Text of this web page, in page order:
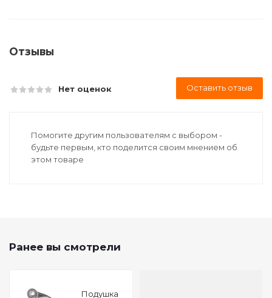
Отзывы
Нет оценок Оставить отзыв
Помогите другим пользователям с выбором -
будьте первым, кто поделится своим мнением об
этом товаре
Ранее вы смотрели
Подушкa